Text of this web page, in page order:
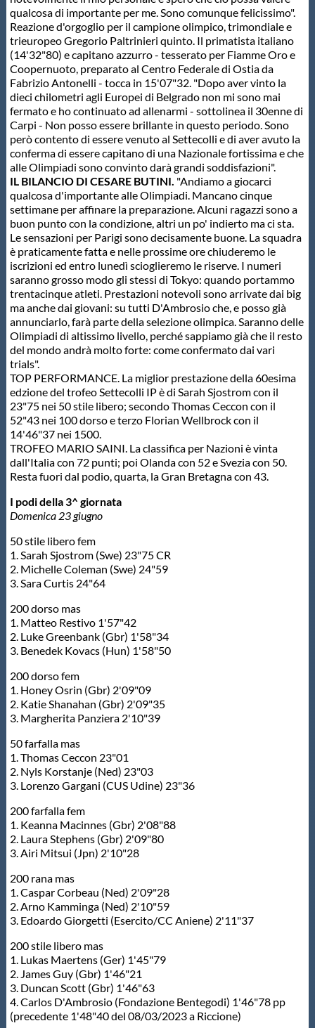
qualcosa di importante per me. Sono comunque felicissimo".
Reazione d'orgoglio per il campione olimpico, trimondiale e
trieuropeo Gregorio Paltrinieri quinto. Il primatista italiano
(14'32"80) e capitano azzurro - tesserato per Fiamme Oro e
Coopernuoto, preparato al Centro Federale di Ostia da
Fabrizio Antonelli - tocca in 15'07"32. "Dopo aver vinto la
dieci chilometri agli Europei di Belgrado non mi sono mai
fermato e ho continuato ad allenarmi - sottolinea il 30enne di
Carpi - Non posso essere brillante in questo periodo. Sono
però contento di essere venuto al Settecolli e di aver avuto la
conferma di essere capitano di una Nazionale fortissima e che
alle Olimpiadi sono convinto darà grandi soddisfazioni".
IL BILANCIO DI CESARE BUTINI. "Andiamo a giocarci
qualcosa d'importante alle Olimpiadi. Mancano cinque
settimane per affinare la preparazione. Alcuni ragazzi sono a
buon punto con la condizione, altri un po' indierto ma ci sta.
Le sensazioni per Parigi sono decisamente buone. La squadra
è praticamente fatta e nelle prossime ore chiuderemo le
iscrizioni ed entro lunedì scioglieremo le riserve. I numeri
saranno grosso modo gli stessi di Tokyo: quando portammo
trentacinque atleti. Prestazioni notevoli sono arrivate dai big
ma anche dai giovani: su tutti D'Ambrosio che, e posso già
annunciarlo, farà parte della selezione olimpica. Saranno delle
Olimpiadi di altissimo livello, perché sappiamo già che il resto
del mondo andrà molto forte: come confermato dai vari
trials".
TOP PERFORMANCE. La miglior prestazione della 60esima
edzione del trofeo Settecolli IP è di Sarah Sjostrom con il
23"75 nei 50 stile libero; secondo Thomas Ceccon con il
52"43 nei 100 dorso e terzo Florian Wellbrock con il
14'46"37 nei 1500.
TROFEO MARIO SAINI. La classifica per Nazioni è vinta
dall'Italia con 72 punti; poi Olanda con 52 e Svezia con 50.
Resta fuori dal podio, quarta, la Gran Bretagna con 43.
I podi della 3^ giornata
Domenica 23 giugno
50 stile libero fem
1. Sarah Sjostrom (Swe) 23"75 CR
2. Michelle Coleman (Swe) 24"59
3. Sara Curtis 24"64
200 dorso mas
1. Matteo Restivo 1'57"42
2. Luke Greenbank (Gbr) 1'58"34
3. Benedek Kovacs (Hun) 1'58"50
200 dorso fem
1. Honey Osrin (Gbr) 2'09"09
2. Katie Shanahan (Gbr) 2'09"35
3. Margherita Panziera 2'10"39
50 farfalla mas
1. Thomas Ceccon 23"01
2. Nyls Korstanje (Ned) 23"03
3. Lorenzo Gargani (CUS Udine) 23"36
200 farfalla fem
1. Keanna Macinnes (Gbr) 2'08"88
2. Laura Stephens (Gbr) 2'09"80
3. Airi Mitsui (Jpn) 2'10"28
200 rana mas
1. Caspar Corbeau (Ned) 2'09"28
2. Arno Kamminga (Ned) 2'10"59
3. Edoardo Giorgetti (Esercito/CC Aniene) 2'11"37
200 stile libero mas
1. Lukas Maertens (Ger) 1'45"79
2. James Guy (Gbr) 1'46"21
3. Duncan Scott (Gbr) 1'46"63
4. Carlos D'Ambrosio (Fondazione Bentegodi) 1'46"78 pp
(precedente 1'48"40 del 08/03/2023 a Riccione)